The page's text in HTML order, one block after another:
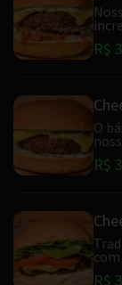
R$
O
R$
R$